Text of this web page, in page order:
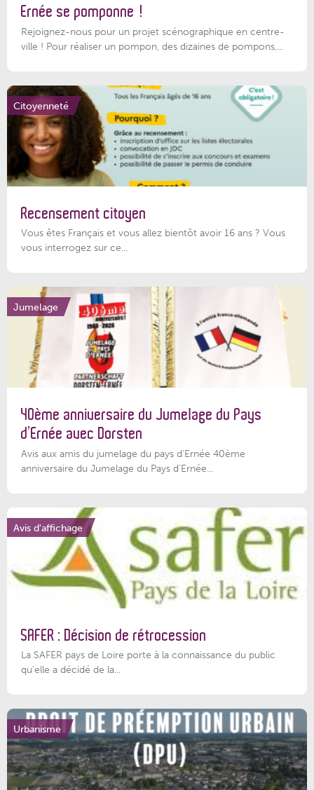
Ernée se pomponne !
Rejoignez-nous pour un projet scénographique en centre-
ville ! Pour réaliser un pompon, des dizaines de pompons,...
Citoyenneté
Recensement citoyen
Vous êtes Français et vous allez bientôt avoir 16 ans ? Vous
vous interrogez sur ce...
Jumelage
40ème anniversaire du Jumelage du Pays
d’Ernée avec Dorsten
Avis aux amis du jumelage du pays d'Ernée 40ème
anniversaire du Jumelage du Pays d'Ernée...
Avis d'affichage
SAFER : Décision de rétrocession
La SAFER pays de Loire porte à la connaissance du public
qu’elle a décidé de la...
Urbanisme